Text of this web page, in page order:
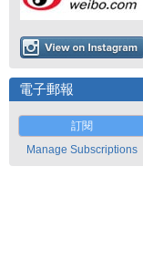
電子郵報
訂閱
Manage Subscriptions